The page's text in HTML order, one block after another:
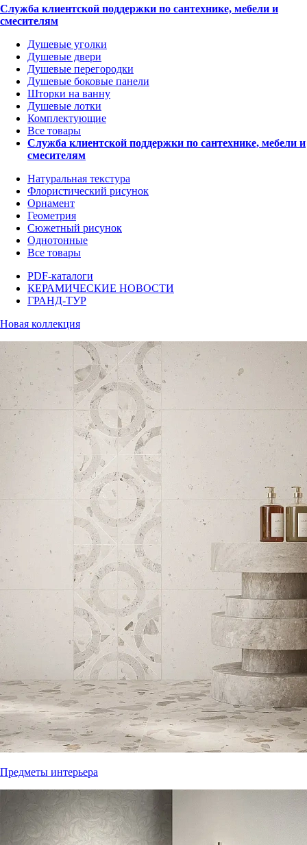
Служба клиентской поддержки по сантехнике, мебели и
смесителям
Душевые уголки
Душевые двери
Душевые перегородки
Душевые боковые панели
Шторки на ванну
Душевые лотки
Комплектующие
Все товары
Служба клиентской поддержки по сантехнике, мебели и
смесителям
Натуральная текстура
Флористический рисунок
Орнамент
Геометрия
Сюжетный рисунок
Однотонные
Все товары
PDF-каталоги
КЕРАМИЧЕСКИЕ НОВОСТИ
ГРАНД-ТУР
Новая коллекция
Предметы интерьера